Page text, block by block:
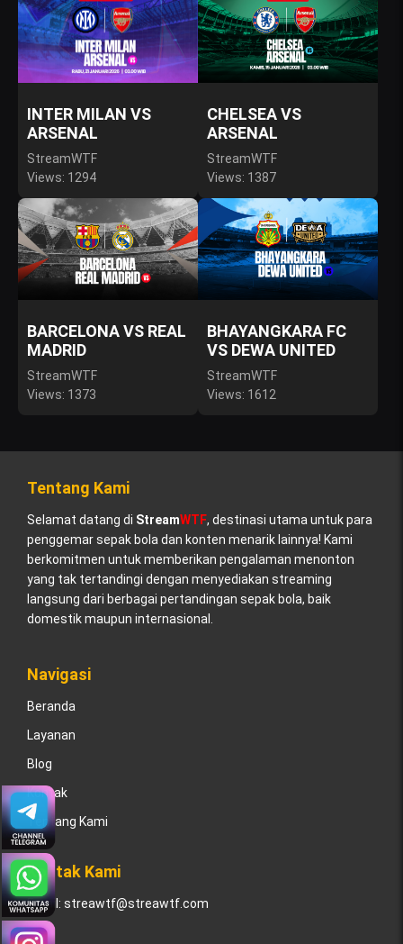
INTER MILAN VS
ARSENAL
StreamWTF
Views: 1294
CHELSEA VS
ARSENAL
StreamWTF
Views: 1387
BARCELONA VS REAL
MADRID
StreamWTF
Views: 1373
BHAYANGKARA FC
VS DEWA UNITED
StreamWTF
Views: 1612
Tentang Kami
Selamat datang di StreamWTF, destinasi utama untuk para
penggemar sepak bola dan konten menarik lainnya! Kami
berkomitmen untuk memberikan pengalaman menonton
yang tak tertandingi dengan menyediakan streaming
langsung dari berbagai pertandingan sepak bola, baik
domestik maupun internasional.
Navigasi
Beranda
Layanan
Blog
Kontak
Tentang Kami
Kontak Kami
Email: streawtf@streawtf.com